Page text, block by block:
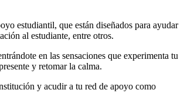
estudiantil, que están diseñados para ayudar
al estudiante, entre otros.
en las sensaciones que experimenta tu
y retomar la calma.
y acudir a tu red de apoyo como